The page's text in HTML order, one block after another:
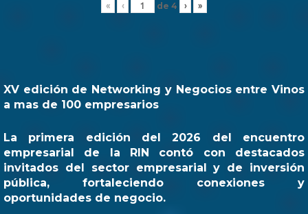
« ‹ de 4 › »
XV edición de Networking y Negocios entre Vinos
a mas de 100 empresarios
La primera edición del 2026 del encuentro
empresarial de la RIN contó con destacados
invitados del sector empresarial y de inversión
pública, fortaleciendo conexiones y
oportunidades de negocio.